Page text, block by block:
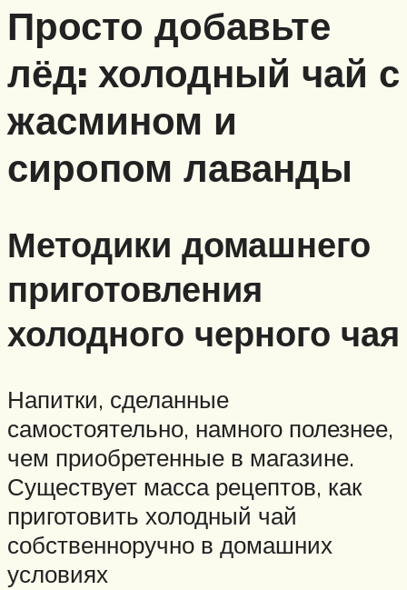
Просто добавьте
лёд: холодный чай с
жасмином и
сиропом лаванды
Методики домашнего
приготовления
холодного черного чая
Напитки, сделанные
самостоятельно, намного полезнее,
чем приобретенные в магазине.
Существует масса рецептов, как
приготовить холодный чай
собственноручно в домашних
условиях